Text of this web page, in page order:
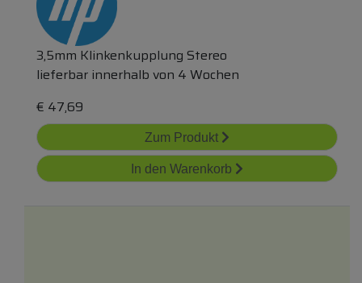
3,5mm Klinkenkupplung Stereo
lieferbar innerhalb von 4 Wochen
€ 47,69
Zum Produkt
In den Warenkorb